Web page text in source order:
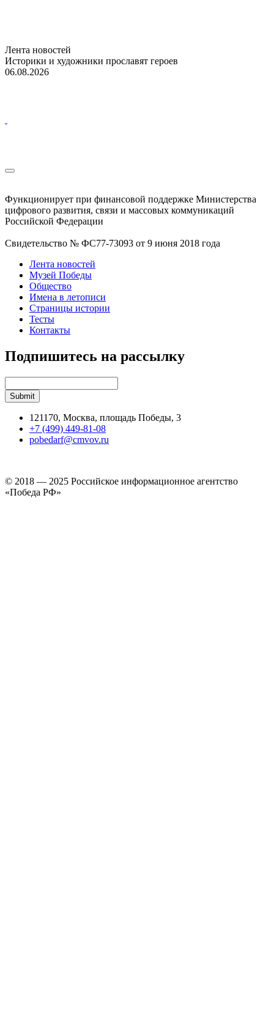
Лента новостей
Историки и художники прославят героев
06.08.2026
Функционирует при финансовой поддержке Министерства
цифрового развития, связи и массовых коммуникаций
Российской Федерации
Свидетельство № ФС77-73093 от 9 июня 2018 года
Лента новостей
Музей Победы
Общество
Имена в летописи
Страницы истории
Тесты
Контакты
Подпишитесь на рассылку
121170, Москва, площадь Победы, 3
+7 (499) 449-81-08
pobedarf@cmvov.ru
© 2018 — 2025 Российское информационное агентство
«Победа РФ»